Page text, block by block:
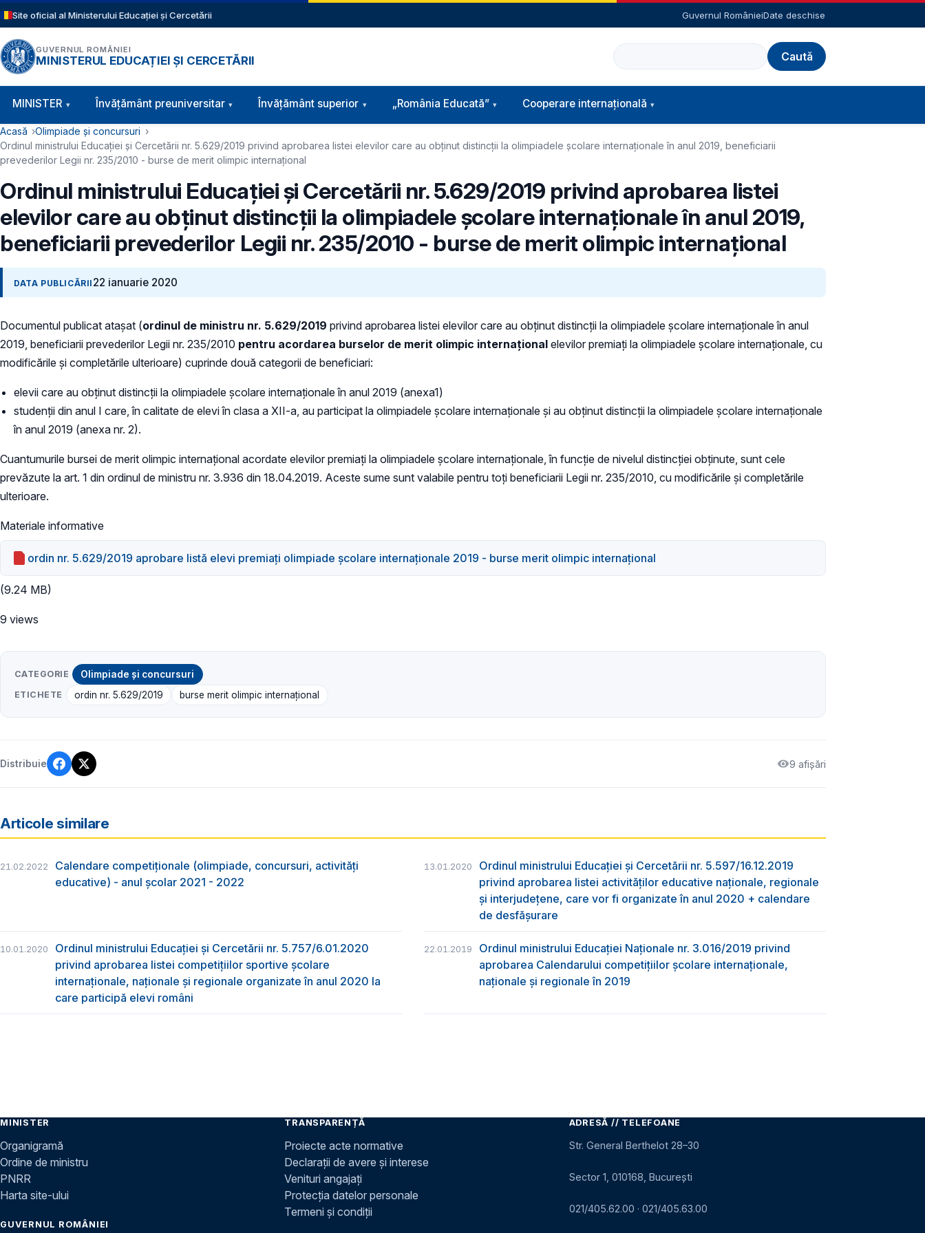
Sari la conținutul principal
Site oficial al Ministerului Educației și Cercetării Guvernul RomânieiDate deschise
GUVERNUL ROMÂNIEI
MINISTERUL EDUCAȚIEI ȘI CERCETĂRII
Caută
Navigație principală
MINISTER Învăţământ preuniversitar Învățământ superior „România Educată” Cooperare internațională
Cale de navigare
Acasă
Olimpiade și concursuri
Ordinul ministrului Educației și Cercetării nr. 5.629/2019 privind aprobarea listei elevilor care au obţinut distincţii la olimpiadele şcolare internaţionale în anul 2019, beneficiarii
prevederilor Legii nr. 235/2010 - burse de merit olimpic internațional
Ordinul ministrului Educației și Cercetării nr. 5.629/2019 privind aprobarea listei
elevilor care au obţinut distincţii la olimpiadele şcolare internaţionale în anul 2019,
beneficiarii prevederilor Legii nr. 235/2010 - burse de merit olimpic internațional
DATA PUBLICĂRII 22 ianuarie 2020
Documentul publicat atașat (ordinul de ministru nr. 5.629/2019 privind aprobarea listei elevilor care au obţinut distincţii la olimpiadele şcolare internaţionale în anul
2019, beneficiarii prevederilor Legii nr. 235/2010 pentru acordarea burselor de merit olimpic internațional elevilor premiați la olimpiadele școlare internaționale, cu
modificările şi completările ulterioare) cuprinde două categorii de beneficiari:
elevii care au obţinut distincţii la olimpiadele şcolare internaţionale în anul 2019 (anexa1)
studenții din anul I care, în calitate de elevi în clasa a XII-a, au participat la olimpiadele școlare internaționale şi au obţinut distincţii la olimpiadele şcolare internaţionale
în anul 2019 (anexa nr. 2).
Cuantumurile bursei de merit olimpic internațional acordate elevilor premiați la olimpiadele școlare internaționale, în funcţie de nivelul distincţiei obţinute, sunt cele
prevăzute la art. 1 din ordinul de ministru nr. 3.936 din 18.04.2019. Aceste sume sunt valabile pentru toți beneficiarii Legii nr. 235/2010, cu modificările şi completările
ulterioare.
Materiale informative
ordin nr. 5.629/2019 aprobare listă elevi premiați olimpiade şcolare internaţionale 2019 - burse merit olimpic internațional
(9.24 MB)
9 views
CATEGORIE Olimpiade și concursuri
ETICHETE ordin nr. 5.629/2019 burse merit olimpic internațional
Distribuie 9 afișări
Articole similare
21.02.2022
Calendare competiționale (olimpiade, concursuri, activități
educative) - anul școlar 2021 - 2022
13.01.2020
Ordinul ministrului Educației și Cercetării nr. 5.597/16.12.2019
privind aprobarea listei activităților educative naționale, regionale
și interjudețene, care vor fi organizate în anul 2020 + calendare
de desfășurare
10.01.2020
Ordinul ministrului Educației și Cercetării nr. 5.757/6.01.2020
privind aprobarea listei competițiilor sportive școlare
internaționale, naționale și regionale organizate în anul 2020 la
care participă elevi români
22.01.2019
Ordinul ministrului Educației Naționale nr. 3.016/2019 privind
aprobarea Calendarului competițiilor școlare internaționale,
naționale și regionale în 2019
MINISTER
Organigramă
Ordine de ministru
PNRR
Harta site-ului
GUVERNUL ROMÂNIEI
TRANSPARENȚĂ
Proiecte acte normative
Declarații de avere și interese
Venituri angajați
Protecția datelor personale
Termeni și condiții
ADRESĂ // TELEFOANE
Str. General Berthelot 28–30
Sector 1, 010168, București
021/405.62.00 · 021/405.63.00